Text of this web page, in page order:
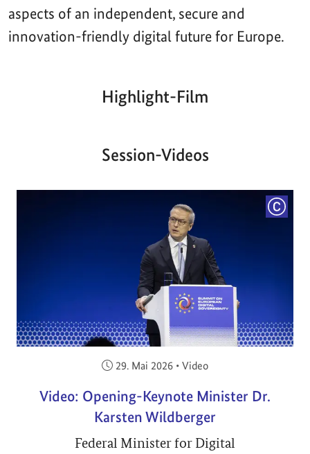
aspects of an independent, secure and
innovation-friendly digital future for Europe.
Highlight-Film
Aktueller
00:00| 00:00
Session-Videos
Veröffentlicht am:
29. Mai 2026 • Video
Video: Opening-Keynote Minister Dr.
Karsten Wildberger
Federal Minister for Digital